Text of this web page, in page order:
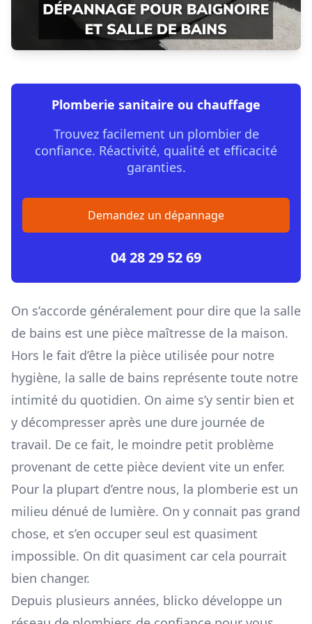
Plomberie sanitaire ou chauffage
Trouvez facilement un plombier de
confiance. Réactivité, qualité et efficacité
garanties.
Demandez un dépannage
04 28 29 52 69
On s’accorde généralement pour dire que la salle
de bains est une pièce maîtresse de la maison.
Hors le fait d’être la pièce utilisée pour notre
hygiène, la salle de bains représente toute notre
intimité du quotidien. On aime s’y sentir bien et
y décompresser après une dure journée de
travail. De ce fait, le moindre petit problème
provenant de cette pièce devient vite un enfer.
Pour la plupart d’entre nous, la plomberie est un
milieu dénué de lumière. On y connait pas grand
chose, et s’en occuper seul est quasiment
impossible. On dit quasiment car cela pourrait
bien changer.
Depuis plusieurs années, blicko développe un